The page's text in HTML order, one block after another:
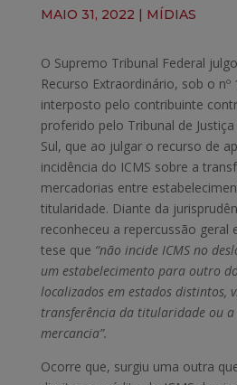
MAIO 31, 2022 | MÍDIAS
O Supremo Tribunal Federal
Recurso Extraordinário, sob o nº
interposto pelo contribuinte
proferido pelo Tribunal de
Sul, que ao julgar o recurso de
incidência do ICMS sobre a
mercadorias entre
titularidade. Diante da
reconheceu a repercussão geral
tese que “não incide ICMS no
um estabelecimento para outro
localizados em estados distintos,
transferência da titularidade ou
mercancia”.
Ocorre que, surgiu uma outra